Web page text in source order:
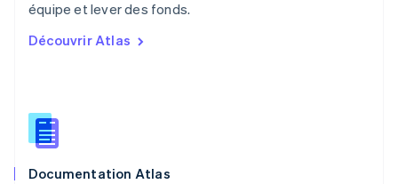
équipe et lever des fonds.
Découvrir Atlas
Documentation Atlas
English
PortuguêsEnglish
English
Roumanie
Royaume-Uni